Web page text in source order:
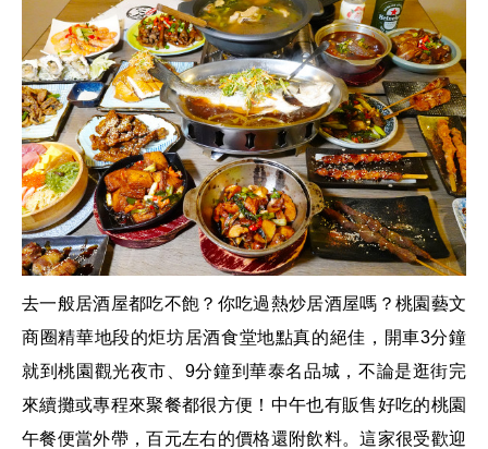
去一般居酒屋都吃不飽？你吃過熱炒居酒屋嗎？桃園藝文
商圈精華地段的炬坊居酒食堂地點真的絕佳，開車3分鐘
就到桃園觀光夜市、 9分鐘到華泰名品城，不論是逛街完
來續攤或專程來聚餐都很方便！中午也有販售好吃的桃園
午餐便當外帶 ，百元左右的價格還附飲料。這家很受歡迎